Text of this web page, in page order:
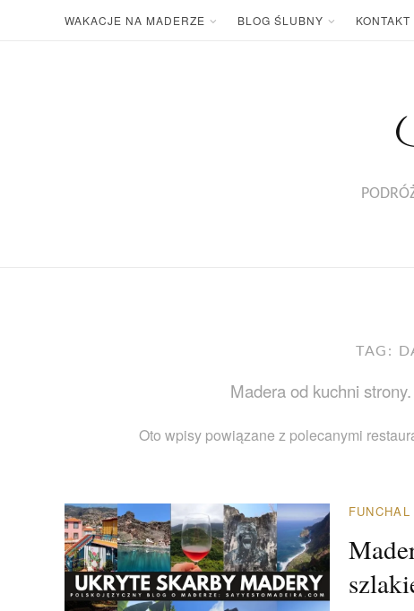
WAKACJE NA MADERZE BLOG ŚLUBNY KONTAKT
TAG:
Madera od kuchni
Oto wpisy powiązane z polecanymi
FUNCHAL